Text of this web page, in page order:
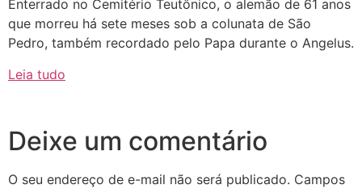
Enterrado no Cemitério Teutônico, o alemão de 61 anos
que morreu há sete meses sob a colunata de São
Pedro, também recordado pelo Papa durante o Angelus.
Leia tudo
Deixe um comentário
O seu endereço de e-mail não será publicado. Campos